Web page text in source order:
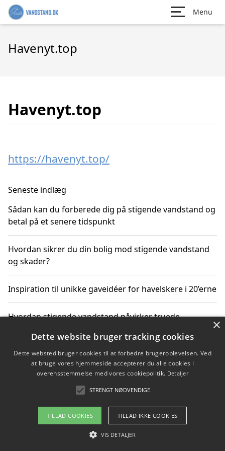
Menu
Havenyt.top
Havenyt.top
https://havenyt.top/
Seneste indlæg
Sådan kan du forberede dig på stigende vandstand og
betal på et senere tidspunkt
Hvordan sikrer du din bolig mod stigende vandstand
og skader?
Inspiration til unikke gaveidéer for havelskere i 20’erne
Hvordan stigende vandstand påvirker truede
Sådan vælger du de bedste vandrerygsække til
vandreture i Danmark
Copyright 2026 - Pilanto Aps
Om / kontakt
×
Dette website bruger tracking cookies
Dette websted bruger cookies til at forbedre brugeroplevelsen. Ved
at bruge vores hjemmeside accepterer du alle cookies i
overensstemmelse med vores cookiepolitik. Detaljer
STRENGT NØDVENDIGE
TILLAD COOKIES TILLAD IKKE COOKIES
VIS DETALJER